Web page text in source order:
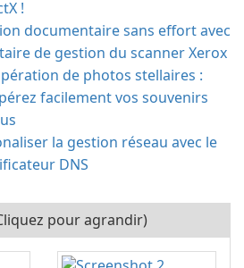
!
documentaire sans effort avec
de gestion du scanner Xerox
de photos stellaires :
facilement vos souvenirs
la gestion réseau avec le
DNS
pour agrandir)